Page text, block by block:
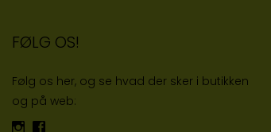
FØLG OS!
Følg os her, og se hvad der sker i butikken
og på web: